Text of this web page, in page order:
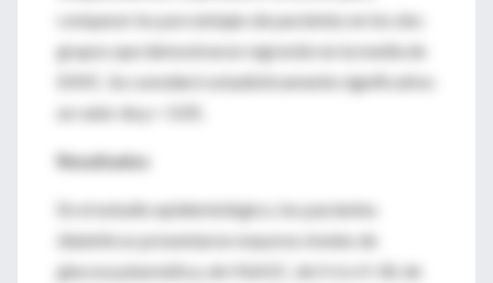
comparar los porcentajes de pacientes en los dos
grupos que demostraron regresión en la media de
EIMC. Se consideró estadísticamente significativo
un valor de p < 0.05.
Resultados
En el estudio epidemiológico, los pacientes
diabéticos presentaron mayores niveles de
glucosa plasmática, de HbA1C, de Il-6 e Il-18, de